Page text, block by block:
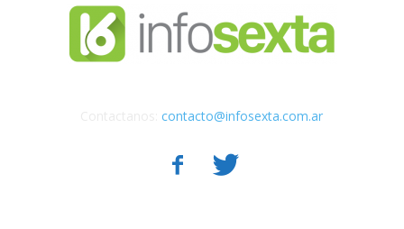
contacto@infosexta.com.ar